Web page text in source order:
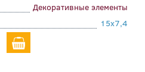
Декоративные элементы
15x7,4